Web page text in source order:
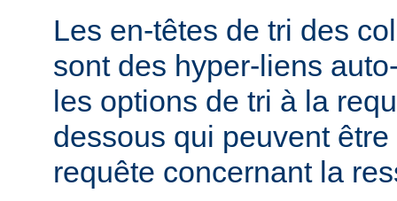
Les en-têtes de tri des
sont des hyper-liens
les options de tri à la
dessous qui peuvent
requête concernant la